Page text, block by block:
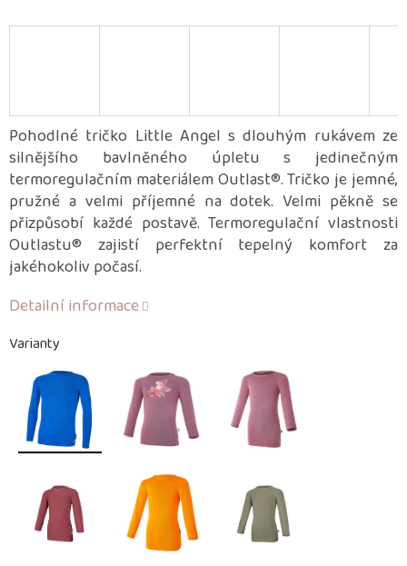
Varianty
Pohodlné tričko Little Angel s dlouhým rukávem ze
silnějšího bavlněného úpletu s jedinečným
termoregulačním materiálem Outlast®. Tričko je jemné,
pružné a velmi příjemné na dotek. Velmi pěkně se
přizpůsobí každé postavě. Termoregulační vlastnosti
Outlastu® zajistí perfektní tepelný komfort za
jakéhokoliv počasí.
Detailní informace